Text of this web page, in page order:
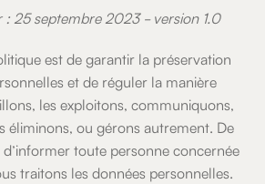
: 25 septembre 2023 - version 1.0
est de garantir la préservation
et de réguler la manière
les exploitons, communiquons,
éliminons, ou gérons autrement. De
toute personne concernée
traitons les données personnelles.